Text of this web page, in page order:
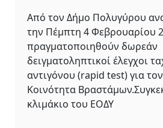
Από τον Δήμο Πολυγύρου
την Πέμπτη 4 Φεβρουαρίου
πραγματοποιηθούν δωρεάν
δειγματοληπτικοί έλεγχοι
αντιγόνου (rapid test) για
Κοινότητα
κλιμάκιο του ΕΟΔΥ